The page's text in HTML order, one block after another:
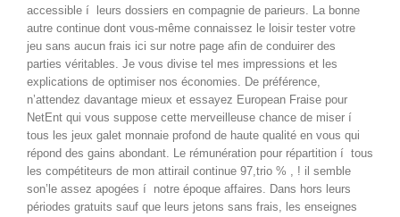
accessible í leurs dossiers en compagnie de parieurs. La bonne
autre continue dont vous-même connaissez le loisir tester votre
jeu sans aucun frais ici sur notre page afin de conduirer des
parties véritables. Je vous divise tel mes impressions et les
explications de optimiser nos économies. De préférence,
n’attendez davantage mieux et essayez European Fraise pour
NetEnt qui vous suppose cette merveilleuse chance de miser í
tous les jeux galet monnaie profond de haute qualité en vous qui
répond des gains abondant. Le rémunération pour répartition í tous
les compétiteurs de mon attirail continue 97,trio % , ! il semble
son’le assez apogées í notre époque affaires. Dans hors leurs
périodes gratuits sauf que leurs jetons sans frais, les enseignes